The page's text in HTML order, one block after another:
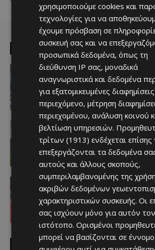
EDITOR PICKS
Απόλλων
Πολύ μεγάλο
«μαγικό χαρτάκι»
Afentiko - 06/08/2026
Αθλητικά - Επικαιρότητα
Παραμένει ο Ενρίκες
Χάιρο
Afentiko - 06/08/2026
Απόλλων
Τι ισχύει με Κονομή
Afentiko - 06/08/2026
MUST READ
χρησιμοποιούμε cookies και
τεχνολογίες για να
έχουμε πρόσβαση σε
συσκευή σας και να
προσωπικά δεδομένα, όπως τη
διεύθυνση IP σας, μοναδικά
αναγνωριστικά και δεδομένα
για εξατομικευμένες διαφημίσεις
περιεχόμενο, μέτρηση
περιεχομένου, ανάλυση κοινού
βελτίωση υπηρεσιών.
τρίτων (1913) ενδέχεται επίσης
επεξεργάζονται τα δεδομένα
αυτούς και άλλους σκοπούς,
συμπεριλαμβανομένης της
ακριβών δεδομένων
χαρακτηριστικών συσκευής. Οι
σας ισχύουν μόνο για αυτόν τον
ιστότοπο. Ορισμένοι
μπορεί να βασίζονται σε έννομο